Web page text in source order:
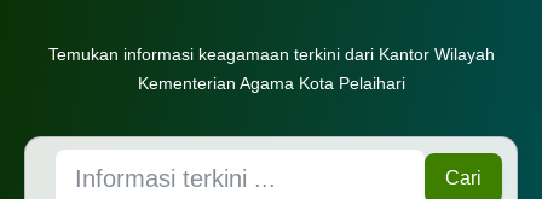
Temukan informasi keagamaan terkini dari Kantor Wilayah
Kementerian Agama Kota Pelaihari
Cari